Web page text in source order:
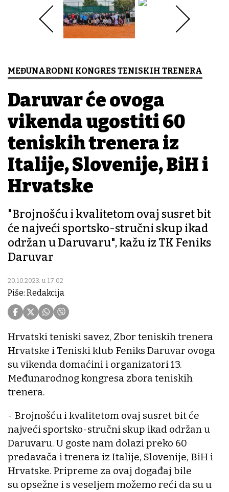
MEĐUNARODNI KONGRES TENISKIH TRENERA
Daruvar će ovoga
vikenda ugostiti 60
teniskih trenera iz
Italije, Slovenije, BiH i
Hrvatske
"Brojnošću i kvalitetom ovaj susret bit
će najveći sportsko-stručni skup ikad
održan u Daruvaru", kažu iz TK Feniks
Daruvar
20.10.2023. u 17:02
Piše: Redakcija
Hrvatski teniski savez, Zbor teniskih trenera
Hrvatske i Teniski klub Feniks Daruvar ovoga
su vikenda domaćini i organizatori 13.
Međunarodnog kongresa zbora teniskih
trenera.
- Brojnošću i kvalitetom ovaj susret bit će
najveći sportsko-stručni skup ikad održan u
Daruvaru. U goste nam dolazi preko 60
predavača i trenera iz Italije, Slovenije, BiH i
Hrvatske. Pripreme za ovaj događaj bile
su opsežne i s veseljem možemo reći da su u